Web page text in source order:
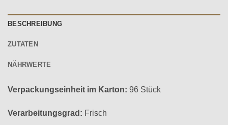
BESCHREIBUNG
ZUTATEN
NÄHRWERTE
Verpackungseinheit im Karton: 96 Stück
Verarbeitungsgrad: Frisch